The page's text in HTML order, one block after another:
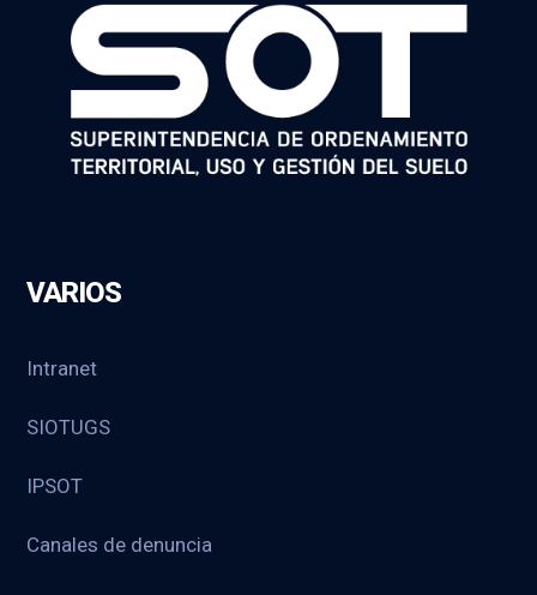
VARIOS
Intranet
SIOTUGS
IPSOT
Canales de denuncia